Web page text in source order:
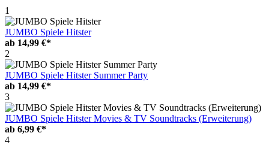
1
JUMBO Spiele Hitster
ab 14,99 €*
2
JUMBO Spiele Hitster Summer Party
ab 14,99 €*
3
JUMBO Spiele Hitster Movies & TV Soundtracks (Erweiterung)
ab 6,99 €*
4